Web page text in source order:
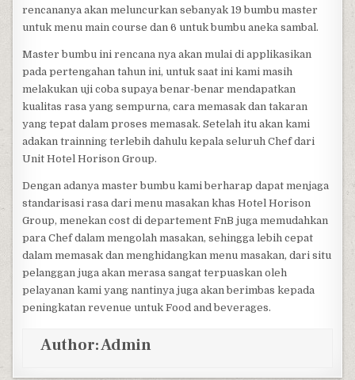
rencananya akan meluncurkan sebanyak 19 bumbu master
untuk menu main course dan 6 untuk bumbu aneka sambal.
Master bumbu ini rencana nya akan mulai di applikasikan
pada pertengahan tahun ini, untuk saat ini kami masih
melakukan uji coba supaya benar-benar mendapatkan
kualitas rasa yang sempurna, cara memasak dan takaran
yang tepat dalam proses memasak. Setelah itu akan kami
adakan trainning terlebih dahulu kepala seluruh Chef dari
Unit Hotel Horison Group.
Dengan adanya master bumbu kami berharap dapat menjaga
standarisasi rasa dari menu masakan khas Hotel Horison
Group, menekan cost di departement FnB juga memudahkan
para Chef dalam mengolah masakan, sehingga lebih cepat
dalam memasak dan menghidangkan menu masakan, dari situ
pelanggan juga akan merasa sangat terpuaskan oleh
pelayanan kami yang nantinya juga akan berimbas kepada
peningkatan revenue untuk Food and beverages.
Author:Admin